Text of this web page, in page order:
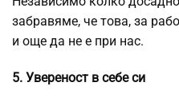
забравяме, че това, за
и още да не е при нас.
5. Увереност в себе си